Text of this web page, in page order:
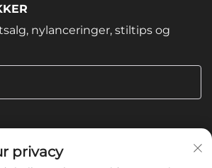
nylanceringer, stiltips og
privacy